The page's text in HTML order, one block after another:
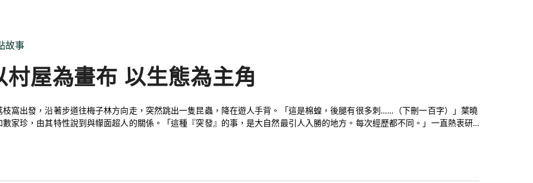
故事
村屋為畫布 以生態為主角
枝窩出發，沿著步道往梅子林方向走，突然跳出一隻昆蟲，降在遊人手背。「這是棉蝗，後腿有很多刺……（下刪一百字）」葉曉
數家珍，由其特性說到與幪面超人的關係。「這種『突發』的事，是大自然最引人入勝的地方。每次經歷都不同。」一直熱衷研